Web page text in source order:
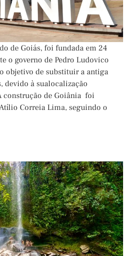
de Goiás, foi fundada em 24
o governo de Pedro Ludovico
objetivo de substituir a antiga
devido à sualocalização
construção de Goiânia foi
Correia Lima, seguindo o